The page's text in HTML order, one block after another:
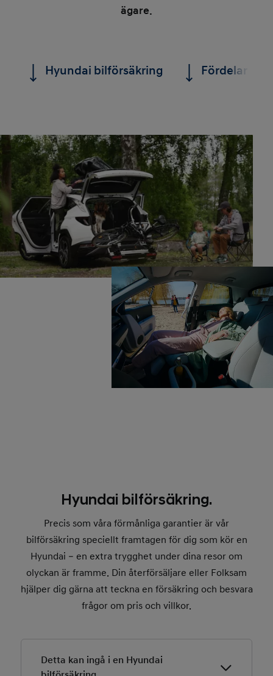
ägare.
Hyundai bilförsäkring Fördelar
Hyundai bilförsäkring.
Precis som våra förmånliga garantier är vår
bilförsäkring speciellt framtagen för dig som kör en
Hyundai – en extra trygghet under dina resor om
olyckan är framme. Din återförsäljare eller Folksam
hjälper dig gärna att teckna en försäkring och besvara
frågor om pris och villkor.
Detta kan ingå i en Hyundai